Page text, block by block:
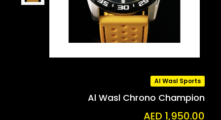
Al Wasl Sports
Al Wasl Chrono Champion
AED 1,950.00